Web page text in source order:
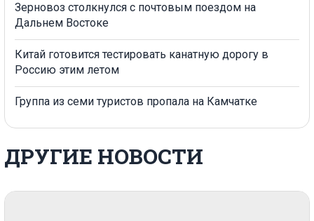
Зерновоз столкнулся с почтовым поездом на
Дальнем Востоке
Китай готовится тестировать канатную дорогу в
Россию этим летом
Группа из семи туристов пропала на Камчатке
ДРУГИЕ НОВОСТИ